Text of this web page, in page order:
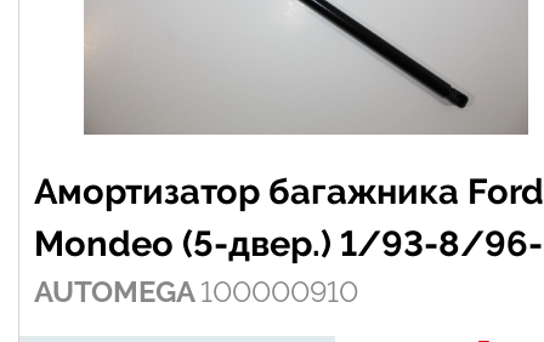
Амортизатор багажника Ford
Mondeo (5-двер.) 1/93-8/96-
AUTOMEGA100000910